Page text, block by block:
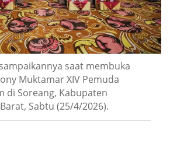
saat membuka
Muktamar XIV Pemuda
di Soreang, Kabupaten
Sabtu (25/4/2026).